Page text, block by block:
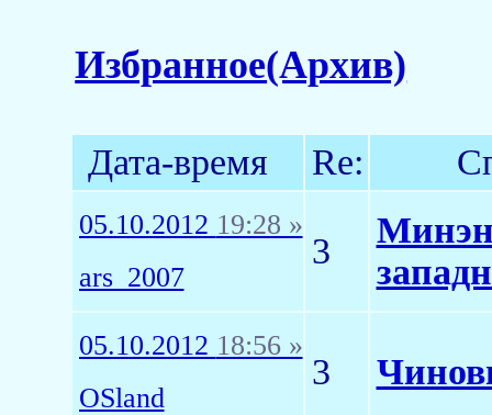
Избранное(Архив)
Дата-время Re:
05.10.2012 19:28 »
ars_2007
3
05.10.2012 18:56 »
OSland
3